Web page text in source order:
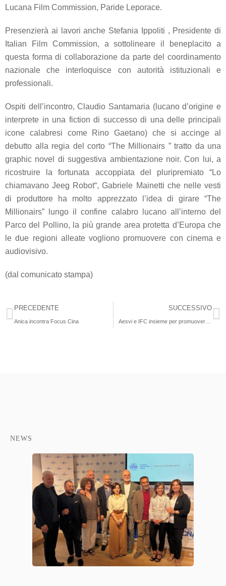
Lucana Film Commission, Paride Leporace.
Presenzierà ai lavori anche Stefania Ippoliti , Presidente di
Italian Film Commission, a sottolineare il beneplacito a
questa forma di collaborazione da parte del coordinamento
nazionale che interloquisce con autorità istituzionali e
professionali.
Ospiti dell’incontro,Claudio Santamaria (lucano d’origine e
interprete in una fiction di successo di una delle principali
icone calabresi come
Rino Gaetano) che si accinge al
debutto alla regia del corto “The Millionairs ” tratto da una
graphic novel di suggestiva ambientazione noir. Con lui, a
ricostruire la fortunata accoppiata del pluripremiato “Lo
chiamavano Jeeg Robot“,Gabriele Mainetti che nelle vesti
di produttore ha molto apprezzato l’idea di girare “The
Millionairs”
lungo il confine calabro lucano all’interno del
Parco del Pollino, la più grande area protetta d’Europa che
le due regioni alleate vogliono promuovere con cinema e
audiovisivo.
(dal comunicato stampa)
PRECEDENTE
Anica incontra Focus Cina
SUCCESSIVO
Aesvi e IFC insieme per promuovere l’industria nazionale dei videogiochi
NEWS